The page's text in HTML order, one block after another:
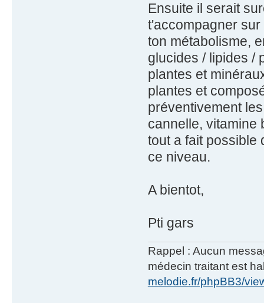
Ensuite il serait
t'accompagner
ton métabolisme,
glucides / lipides /
plantes et
plantes et
préventivement
cannelle, vitamine
tout a fait possible
ce niveau.
A bientot,
Pti gars
Rappel : Aucun
médecin traitant est
melodie.fr/phpBB3/